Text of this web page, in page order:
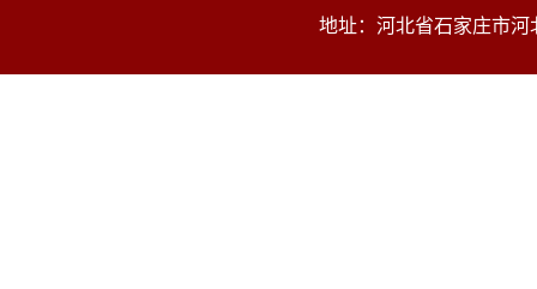
地址：河北省石家庄